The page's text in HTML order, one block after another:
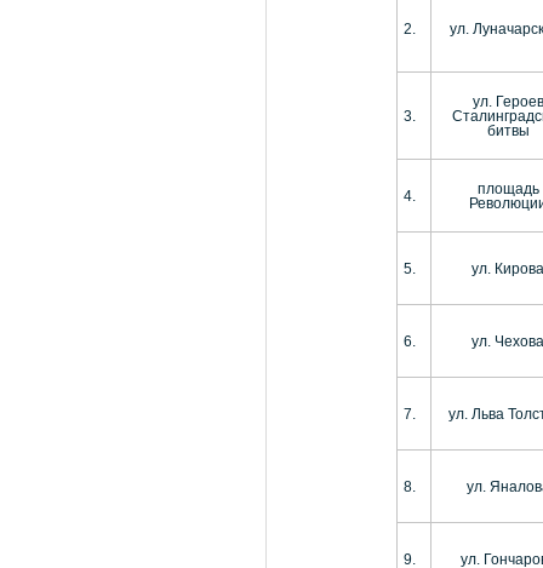
2. ул.
3.
ул. Героев
битвы
4.
площадь
5. ул. Кирова
6. ул. Чехова
7. ул. Льва
8. ул.
9. ул.